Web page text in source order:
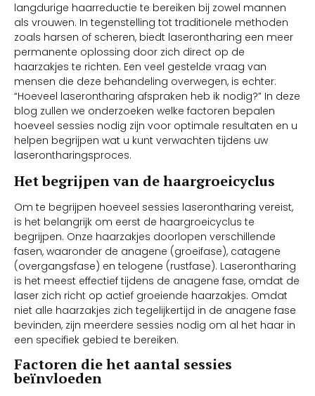
langdurige haarreductie te bereiken bij zowel mannen
als vrouwen. In tegenstelling tot traditionele methoden
zoals harsen of scheren, biedt laserontharing een meer
permanente oplossing door zich direct op de
haarzakjes te richten. Een veel gestelde vraag van
mensen die deze behandeling overwegen, is echter:
“Hoeveel laserontharing afspraken heb ik nodig?” In deze
blog zullen we onderzoeken welke factoren bepalen
hoeveel sessies nodig zijn voor optimale resultaten en u
helpen begrijpen wat u kunt verwachten tijdens uw
laserontharingsproces.
Het begrijpen van de haargroeicyclus
Om te begrijpen hoeveel sessies laserontharing vereist,
is het belangrijk om eerst de haargroeicyclus te
begrijpen. Onze haarzakjes doorlopen verschillende
fasen, waaronder de anagene (groeifase), catagene
(overgangsfase) en telogene (rustfase). Laserontharing
is het meest effectief tijdens de anagene fase, omdat de
laser zich richt op actief groeiende haarzakjes. Omdat
niet alle haarzakjes zich tegelijkertijd in de anagene fase
bevinden, zijn meerdere sessies nodig om al het haar in
een specifiek gebied te bereiken.
Factoren die het aantal sessies
beïnvloeden